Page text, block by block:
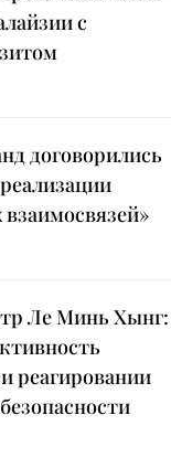
с
договорились
взаимосвязей»
Ле Минь Хынг:
реагировании